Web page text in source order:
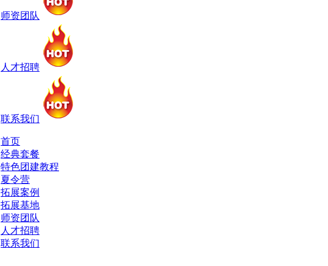
师资团队
人才招聘
联系我们
首页
经典套餐
特色团建教程
夏令营
拓展案例
拓展基地
师资团队
人才招聘
联系我们